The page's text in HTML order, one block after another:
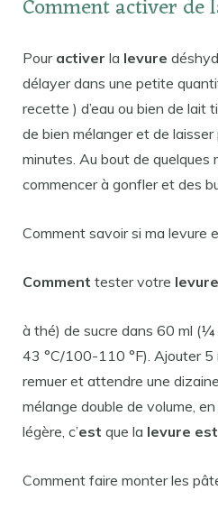
Comment activer de
Pour activer la levure
délayer dans une petite
recette ) d’eau ou bien de lait
de bien mélanger et de
minutes. Au bout de quelques
commencer à gonfler et des
Comment savoir si ma levure
Comment tester votre levure
à thé) de sucre dans 60 ml (¼
43 °C/100-110 °F). Ajouter 5
remuer et attendre une
mélange double de volume,
légère, c’est que la levure est
Comment faire monter les